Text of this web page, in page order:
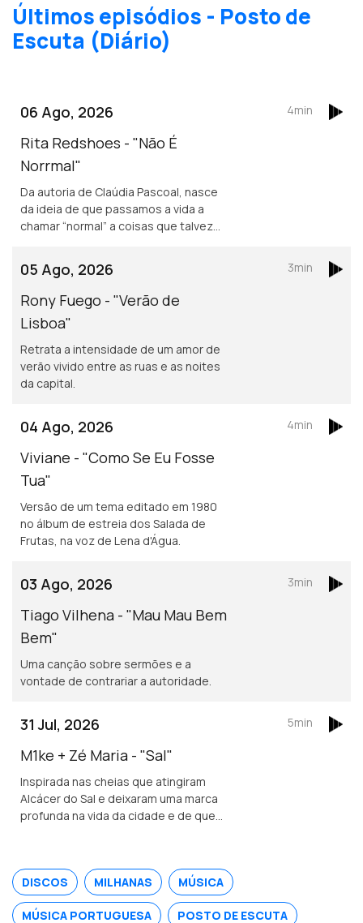
Últimos episódios - Posto de
Escuta (Diário)
06 Ago, 2026
Rita Redshoes - "Não É
Norrmal"
Da autoria de Claúdia Pascoal, nasce
da ideia de que passamos a vida a
chamar “normal” a coisas que talvez
4min
05 Ago, 2026
Rony Fuego - "Verão de
Lisboa"
Retrata a intensidade de um amor de
verão vivido entre as ruas e as noites
da capital.
3min
04 Ago, 2026
Viviane - "Como Se Eu Fosse
Tua"
Versão de um tema editado em 1980
no álbum de estreia dos Salada de
Frutas, na voz de Lena d'Água.
4min
03 Ago, 2026
Tiago Vilhena - "Mau Mau Bem
Bem"
Uma canção sobre sermões e a
vontade de contrariar a autoridade.
3min
31 Jul, 2026
M1ke + Zé Maria - "Sal"
Inspirada nas cheias que atingiram
Alcácer do Sal e deixaram uma marca
profunda na vida da cidade e de quem
5min
DISCOS MILHANAS MÚSICA
MÚSICA PORTUGUESA POSTO DE ESCUTA